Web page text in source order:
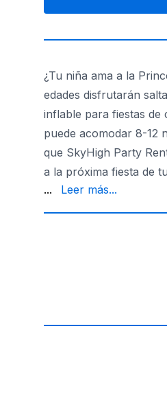
¿Tu niña ama a la
edades disfrutarán
inflable para fiestas de
puede acomodar 8-12
que SkyHigh Party
a la próxima fiesta de
de Sofía, los niños
... Leer más...